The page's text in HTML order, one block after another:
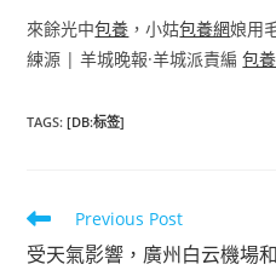
來餘光中包養 ，小姑包養網娘用
練源 | 羊城晚報·羊城派責編包
TAGS:[DB:标签]
Read
more
articles
Previous Post
受天氣影響，廣州白云機場